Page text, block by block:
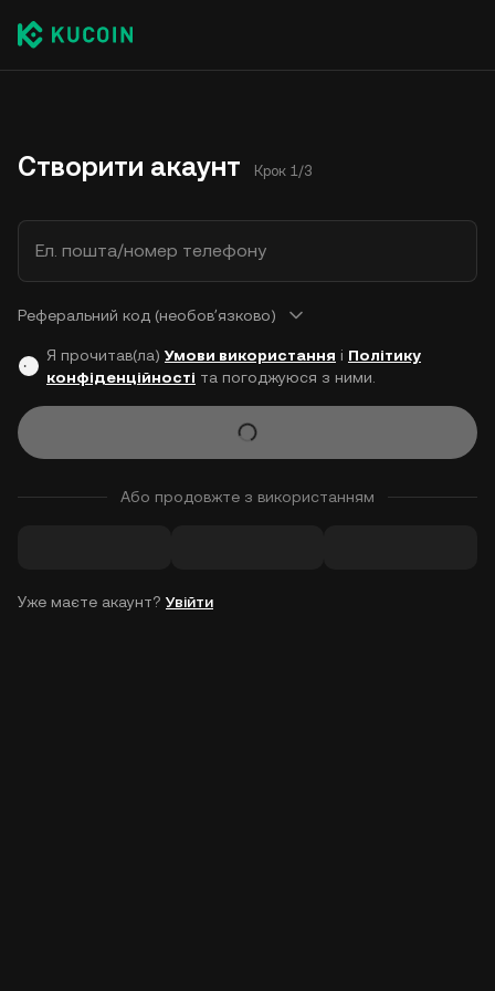
Створити акаунт Крок 1/3
Ел. пошта/номер телефону
Реферальний код (необовʼязково)
Я прочитав(ла) Умови використання і Політику
конфіденційності та погоджуюся з ними.
Або продовжте з використанням
Уже маєте акаунт? Увійти